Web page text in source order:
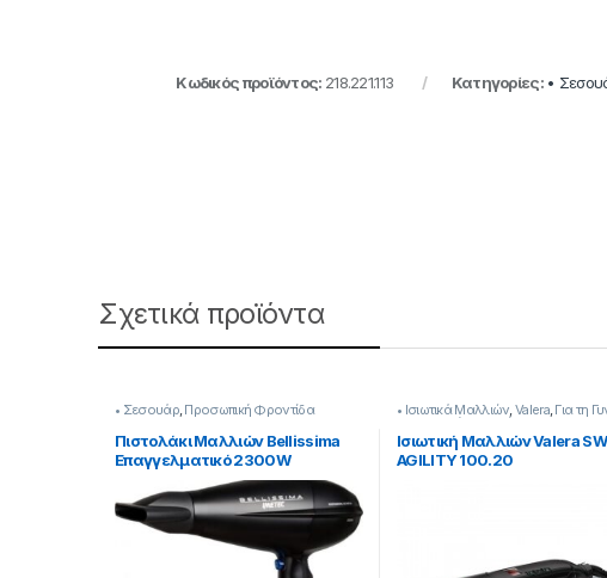
Κωδικός προϊόντος: 218.221.113 Κατηγορίες: •
Σχετικά προϊόντα
• Σεσουάρ,Προσωπική Φροντίδα
Πιστολάκι Μαλλιών Bellissima
Επαγγελματικό 2300W
• Ισιωτικά Μαλλιών,Valera,Για τη
Προσωπική Φροντίδα
Ισιωτική Μαλλιών Valera
AGILITY 100.20